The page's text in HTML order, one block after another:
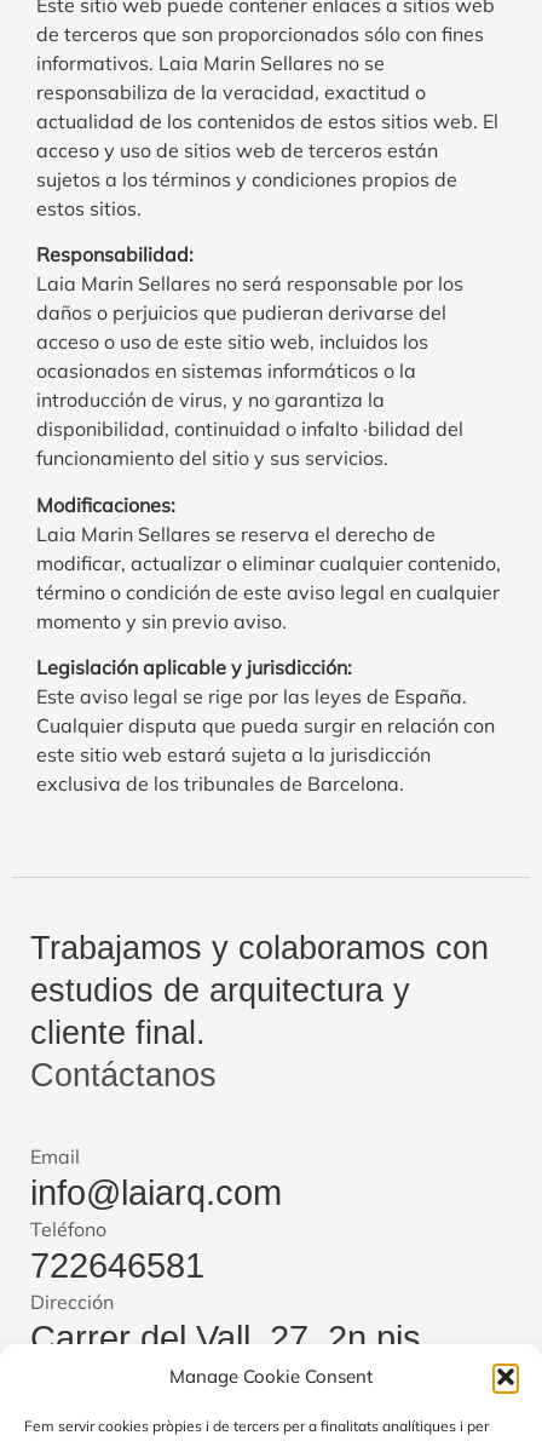
Manage Cookie Consent
Fem servir cookies pròpies i de tercers per a finalitats analítiques i per
de terceros que son proporcionados sólo con fines
informativos. Laia Marin Sellares no se
responsabiliza de la veracidad, exactitud o
actualidad de los contenidos de estos sitios web. El
acceso y uso de sitios web de terceros están
sujetos a los términos y condiciones propios de
estos sitios.
Responsabilidad:
Laia Marin Sellares no será responsable por los
daños o perjuicios que pudieran derivarse del
acceso o uso de este sitio web, incluidos los
ocasionados en sistemas informáticos o la
introducción de virus, y no garantiza la
disponibilidad, continuidad o infalto ·bilidad del
funcionamiento del sitio y sus servicios.
Modificaciones:
Laia Marin Sellares se reserva el derecho de
modificar, actualizar o eliminar cualquier contenido,
término o condición de este aviso legal en cualquier
momento y sin previo aviso.
Legislación aplicable y jurisdicción:
Este aviso legal se rige por las leyes de España.
Cualquier disputa que pueda surgir en relación con
este sitio web estará sujeta a la jurisdicción
exclusiva de los tribunales de Barcelona.
Trabajamos y colaboramos con
estudios de arquitectura y
cliente final.
Contáctanos
Email
info@laiarq.com
Teléfono
722646581
Dirección
Carrer del Vall, 27, 2n pis,
08221 Terrassa, Barcelona
Cambiar idioma